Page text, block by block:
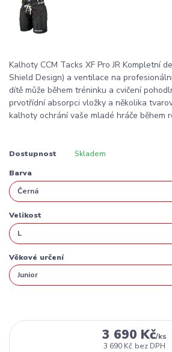
Kalhoty CCM Tacks XF Pro JR Kompletní
Shield Design) a ventilace na
dítě může během tréninku a cvičení
prvotřídní absorpci vložky a několika
kalhoty ochrání vaše mladé hráče během
Dostupnost Skladem
Barva
Velikost
Věkové určení
3 690 Kč/ks
3 690 Kč bez DPH